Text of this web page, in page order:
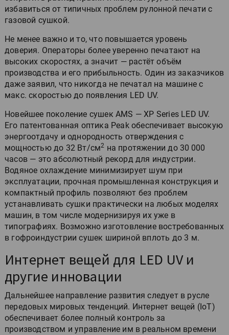
избавиться от типичных проблем рулонной печати с
газовой сушкой.
Не менее важно и то, что повышается уровень
доверия. Операторы более уверенно печатают на
высоких скоростях, а значит — растёт объём
производства и его прибыльность. Один из заказчиков
даже заявил, что никогда не печатал на машине с
макс. скоростью до появления LED UV.
Новейшее поколение сушек AMS — XP Series LED UV.
Его патентованная оптика Peak обеспечивает высокую
энергоотдачу и однородность отверждения с
мощностью до 32 Вт/см2 на протяжении до 30 000
часов — это абсолютный рекорд для индустрии.
Водяное охлаждение минимизирует шум при
эксплуатации, прочная промышленная конструкция и
компактный профиль позволяют без проблем
устанавливать сушки практически на любых моделях
машин, в том числе модернизируя их уже в
типографиях. Возможно изготовление востребованных
в гофроиндустрии сушек шириной вплоть до 3 м.
Интернет вещей для LED UV и
другие инновации
Дальнейшее направление развития следует в русле
передовых мировых тенденций. Интернет вещей (IoT)
обеспечивает более полный контроль за
производством и управление им в реальном времени